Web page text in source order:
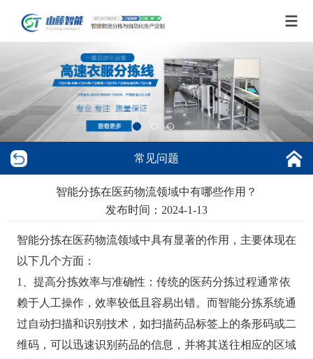
常见问题
智能分拣在医药物流领域中有哪些作用？
发布时间：2024-1-13
智能分拣在医药物流领域中具有显著的作用，主要体现在
以下几个方面：
1、提高分拣效率与准确性：传统的医药分拣过程通常依
赖于人工操作，效率较低且容易出错。而智能分拣系统通
过自动扫描和识别技术，如扫描药品标签上的条形码或二
维码，可以迅速识别药品的信息，并将其送往相应的区域